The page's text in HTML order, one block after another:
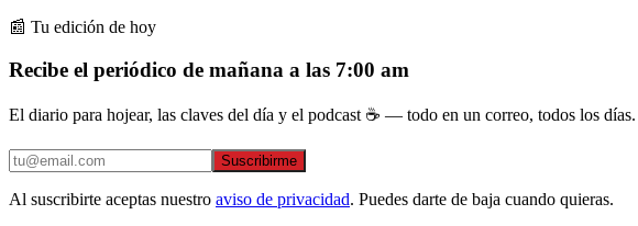
📰 Tu edición de hoy
Recibe el periódico de mañana a las 7:00 am
El diario para hojear, las claves del día y el podcast ☕ — todo en un correo, todos los
Suscribirme
Al suscribirte aceptas nuestro aviso de privacidad. Puedes darte de baja cuando quieras.